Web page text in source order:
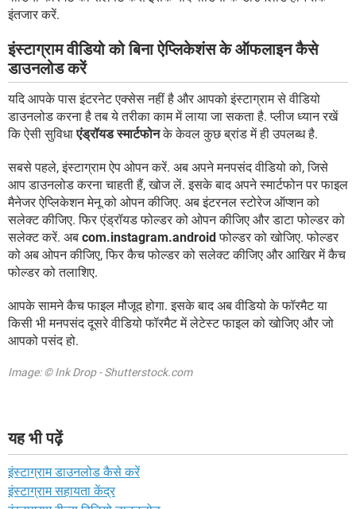
इंतजार करें.
इंस्टाग्राम वीडियो को बिना ऐप्लिकेशंस के ऑफलाइन कैसे
डाउनलोड करें
यदि आपके पास इंटरनेट एक्सेस नहीं है और आपको इंस्टाग्राम से वीडियो
डाउनलोड करना है तब ये तरीका काम में लाया जा सकता है. प्लीज ध्यान रखें
कि ऐसी सुविधाएंड्रॉयड स्मार्टफोनके केवल कुछ ब्रांड में ही उपलब्ध है.
सबसे पहले, इंस्टाग्राम ऐप ओपन करें. अब अपने मनपसंद वीडियो को, जिसे
आप डाउनलोड करना चाहती हैं, खोज लें. इसके बाद अपने स्मार्टफोन पर फाइल
मैनेजर ऐप्लिकेशन मेनू को ओपन कीजिए. अब इंटरनल स्टोरेज ऑप्शन को
सलेक्ट कीजिए. फिर एंड्रॉयड फोल्डर को ओपन कीजिए और डाटा फोल्डर को
सलेक्ट करें. अब com.instagram.android फोल्डर को खोजिए. फोल्डर
को अब ओपन कीजिए, फिर कैच फोल्डर को सलेक्ट कीजिए और आखिर में कैच
फोल्डर को तलाशिए.
आपके सामने कैच फाइल मौजूद होगा. इसके बाद अब वीडियो के फॉरमैट या
किसी भी मनपसंद दूसरे वीडियो फॉरमैट में लेटेस्ट फाइल को खोजिए और जो
आपको पसंद हो.
Image: © Ink Drop - Shutterstock.com
यह भी पढ़ें
इंस्टाग्राम डाउनलोड कैसे करें
इंस्टाग्राम सहायता केंद्र